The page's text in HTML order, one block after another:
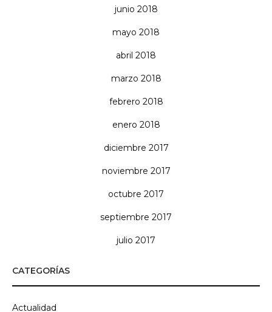
junio 2018
mayo 2018
abril 2018
marzo 2018
febrero 2018
enero 2018
diciembre 2017
noviembre 2017
octubre 2017
septiembre 2017
julio 2017
CATEGORÍAS
Actualidad